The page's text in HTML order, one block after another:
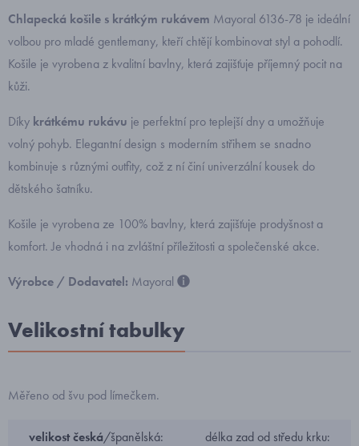
Chlapecká košile s krátkým rukávem Mayoral 6136-78 je ideální
volbou pro mladé gentlemany, kteří chtějí kombinovat styl a pohodlí.
Košile je vyrobena z kvalitní bavlny, která zajišťuje příjemný pocit na
kůži.
Díky krátkému rukávu je perfektní pro teplejší dny a umožňuje
volný pohyb. Elegantní design s moderním střihem se snadno
kombinuje s různými outfity, což z ní činí univerzální kousek do
dětského šatníku.
Košile je vyrobena ze 100% bavlny, která zajišťuje prodyšnost a
komfort. Je vhodná i na zvláštní příležitosti a společenské akce.
Výrobce / Dodavatel: Mayoral
Velikostní tabulky
Měřeno od švu pod límečkem.
velikost česká/španělská: délka zad od středu krku: